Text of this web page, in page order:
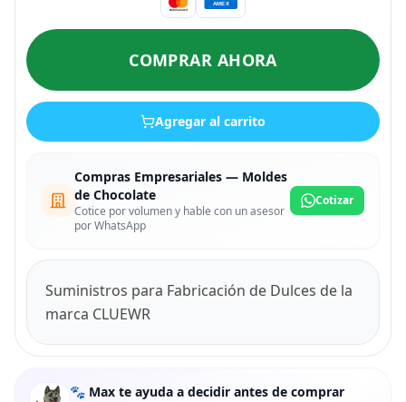
COMPRAR AHORA
Agregar al carrito
Compras Empresariales — Moldes
de Chocolate
Cotice por volumen y hable con un asesor
por WhatsApp
Cotizar
Suministros para Fabricación de Dulces de la
marca CLUEWR
🐾 Max te ayuda a decidir antes de comprar